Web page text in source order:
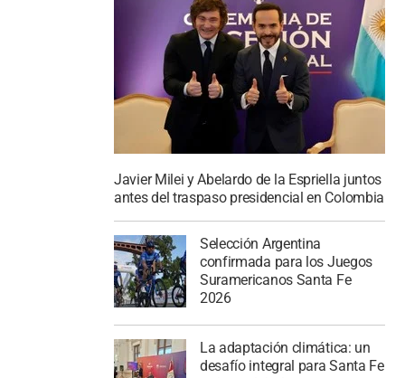
Javier Milei y Abelardo de la Espriella juntos
antes del traspaso presidencial en Colombia
Selección Argentina
confirmada para los Juegos
Suramericanos Santa Fe
2026
La adaptación climática: un
desafío integral para Santa Fe